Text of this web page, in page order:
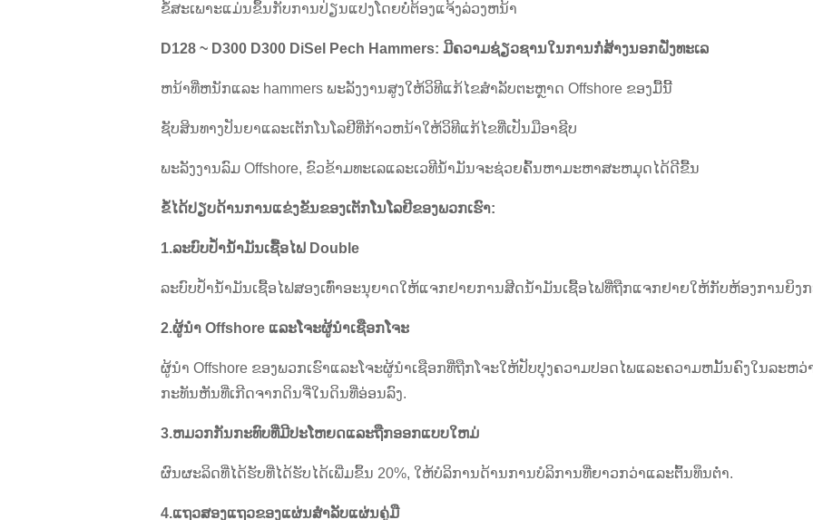
ຂໍ້ສະເພາະແມ່ນຂຶ້ນກັບການປ່ຽນແປງໂດຍບໍ່ຕ້ອງແຈ້ງລ່ວງຫນ້າ
D128 ~ D300 D300 DiSel Pech Hammers: ມີຄວາມຊ່ຽວຊານໃນການກໍ່ສ້າງນອກຝັ່ງທະເລ
ຫນ້າທີ່ຫນັກແລະ hammers ພະລັງງານສູງໃຫ້ວິທີແກ້ໄຂສໍາລັບຕະຫຼາດ Offshore ຂອງມື້ນີ້
ຊັບສິນທາງປັນຍາແລະເຕັກໂນໂລຢີທີ່ກ້າວຫນ້າໃຫ້ວິທີແກ້ໄຂທີ່ເປັນມືອາຊີບ
ພະລັງງານລົມ Offshore, ຂົວຂ້າມທະເລແລະເວທີນ້ໍາມັນຈະຊ່ວຍຄົ້ນຫາມະຫາສະຫມຸດໄດ້ດີຂື້ນ
ຂໍ້ໄດ້ປຽບດ້ານການແຂ່ງຂັນຂອງເຕັກໂນໂລຢີຂອງພວກເຮົາ:
1.ລະບົບປ້ໍານ້ໍາມັນເຊື້ອໄຟ Double
ລະບົບປ້ໍານ້ໍາມັນເຊື້ອໄຟສອງເທົ່າອະນຸຍາດໃຫ້ແຈກຢາຍການສີດນໍ້າມັນເຊື້ອໄຟທີ່ຖືກແຈກຢາຍໃຫ້ກັບຫ້ອງການຍິງ
2.ຜູ້ນໍາ Offshore ແລະໂຈະຜູ້ນໍາເຊືອກໂຈະ
ຜູ້ນໍາ Offshore ຂອງພວກເຮົາແລະໂຈະຜູ້ນໍາເຊືອກທີ່ຖືກໂຈະໃຫ້ປັບປຸງຄວາມປອດໄພແລະຄວາມຫມັ້ນຄົງໃນລະຫວ່
ກະທັນຫັນທີ່ເກີດຈາກດິນຈີ່ໃນດິນທີ່ອ່ອນລົງ.
3.ຫມວກກັນກະທົບທີ່ມີປະໂຫຍດແລະຖືກອອກແບບໃຫມ່
ຜົນຜະລິດທີ່ໄດ້ຮັບທີ່ໄດ້ຮັບໄດ້ເພີ່ມຂຶ້ນ 20%, ໃຫ້ບໍລິການດ້ານການບໍລິການທີ່ຍາວກວ່າແລະຕົ້ນທຶນຕ່ໍາ.
4.ແຖວສອງແຖວຂອງແຜ່ນສໍາລັບແຜ່ນຄູ່ມື